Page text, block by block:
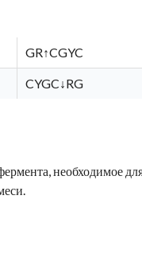
GR↑CGYC
CYGC↓RG
необходимое